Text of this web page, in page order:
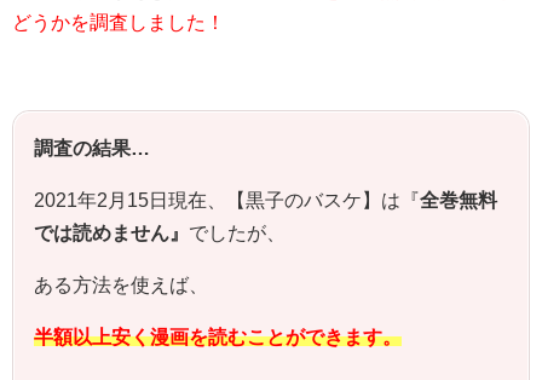
どうかを調査しました！
調査の結果…
2021年2月15日現在、【黒子のバスケ】は『全巻無料
では読めません』 でしたが、
ある方法を使えば、
半額以上安く漫画を読むことができます。